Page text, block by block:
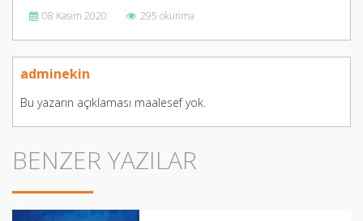
08 Kasım 2020 295 okunma
adminekin
Bu yazarın açıklaması maalesef yok.
BENZER YAZILAR